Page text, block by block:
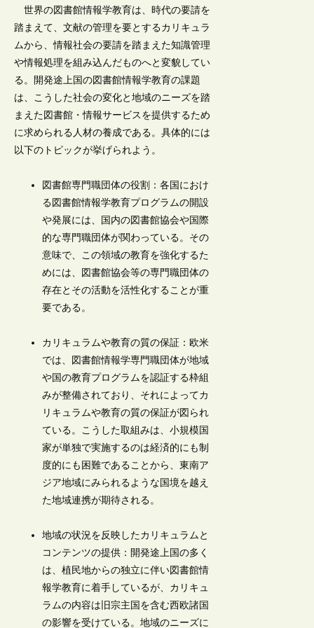
世界の図書館情報学教育は、時代の要請を
踏まえて、文献の管理を要とするカリキュラ
ムから、情報社会の要請を踏まえた知識管理
や情報処理を組み込んだものへと変貌してい
る。開発途上国の図書館情報学教育の課題
は、こうした社会の変化と地域のニーズを踏
まえた図書館・情報サービスを提供するため
に求められる人材の養成である。具体的には
以下のトピックが挙げられよう。
図書館専門職団体の役割：各国におけ
る図書館情報学教育プログラムの開設
や発展には、国内の図書館協会や国際
的な専門職団体が関わっている。その
意味で、この領域の教育を強化するた
めには、図書館協会等の専門職団体の
存在とその活動を活性化することが重
要である。
カリキュラムや教育の質の保証：欧米
では、図書館情報学専門職団体が地域
や国の教育プログラムを認証する枠組
みが整備されており、それによってカ
リキュラムや教育の質の保証が図られ
ている。こうした取組みは、小規模国
家が単独で実施するのは経済的にも制
度的にも困難であることから、東南ア
ジア地域にみられるような国境を越え
た地域連携が期待される。
地域の状況を反映したカリキュラムと
コンテンツの提供：開発途上国の多く
は、植民地からの独立に伴い図書館情
報学教育に着手しているが、カリキュ
ラムの内容は旧宗主国を含む西欧諸国
の影響を受けている。地域のニーズに